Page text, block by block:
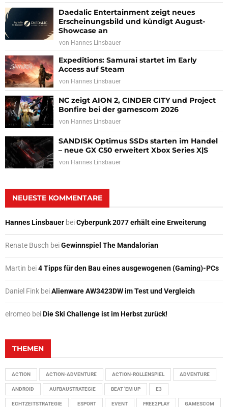
Daedalic Entertainment zeigt neues
Erscheinungsbild und kündigt August-
Showcase an
von Hannes Linsbauer
Expeditions: Samurai startet im Early
Access auf Steam
von Hannes Linsbauer
NC zeigt AION 2, CINDER CITY und Project
Bonfire bei der gamescom 2026
von Hannes Linsbauer
SANDISK Optimus SSDs starten im Handel
– neue GX C50 erweitert Xbox Series X|S
von Hannes Linsbauer
NEUESTE KOMMENTARE
Hannes Linsbauer beiCyberpunk 2077 erhält eine Erweiterung
Renate Busch beiGewinnspiel The Mandalorian
Martin bei4 Tipps für den Bau eines ausgewogenen (Gaming)-PCs
Daniel Fink beiAlienware AW3423DW im Test und Vergleich
elromeo beiDie Ski Challenge ist im Herbst zurück!
THEMEN
ACTION ACTION-ADVENTURE ACTION-ROLLENSPIEL ADVENTURE
ANDROID AUFBAUSTRATEGIE BEAT 'EM UP E3
ECHTZEITSTRATEGIE ESPORT EVENT FREE2PLAY GAMESCOM